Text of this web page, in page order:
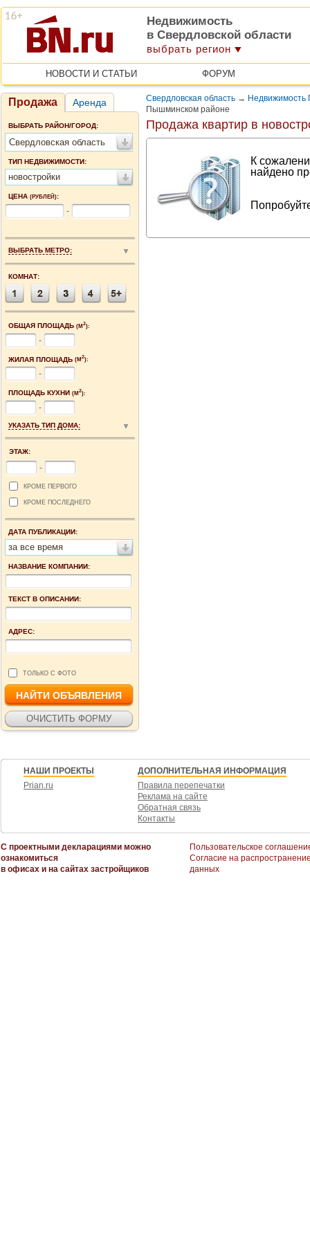
Недвижимость
в Свердловской области
выбрать регион
НОВОСТИ И СТАТЬИ ФОРУМ
Продажа Аренда
ВЫБРАТЬ РАЙОН/ГОРОД:
Свердловская область
ТИП НЕДВИЖИМОСТИ:
новостройки
ЦЕНА (РУБЛЕЙ):
-
ВЫБРАТЬ МЕТРО:
КОМНАТ:
ОБЩАЯ ПЛОЩАДЬ (М2):
-
ЖИЛАЯ ПЛОЩАДЬ (М2):
-
ПЛОЩАДЬ КУХНИ (М2):
-
УКАЗАТЬ ТИП ДОМА:
ЭТАЖ:
-
КРОМЕ ПЕРВОГО
КРОМЕ ПОСЛЕДНЕГО
ДАТА ПУБЛИКАЦИИ:
за все время
НАЗВАНИЕ КОМПАНИИ:
ТЕКСТ В ОПИСАНИИ:
АДРЕС:
ТОЛЬКО С ФОТО
Свердловская область → Недвижимость
Пышминском районе
Продажа квартир в
К
найдено
НАШИ ПРОЕКТЫ
Prian.ru
ДОПОЛНИТЕЛЬНАЯ ИНФОРМАЦИЯ
Правила перепечатки
Реклама на сайте
Обратная связь
Контакты
С проектными декларациями можно
ознакомиться
в офисах и на сайтах застройщиков
Пользовательское
Согласие на
данных